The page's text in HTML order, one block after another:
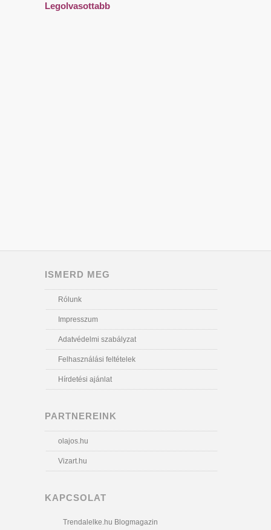
Legolvasottabb
ISMERD MEG
Rólunk
Impresszum
Adatvédelmi szabályzat
Felhasználási feltételek
Hírdetési ajánlat
PARTNEREINK
olajos.hu
Vizart.hu
KAPCSOLAT
Trendalelke.hu Blogmagazin